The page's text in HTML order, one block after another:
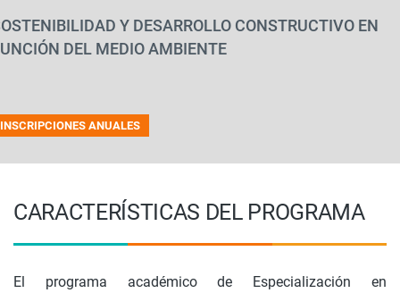
Y DESARROLLO CONSTRUCTIVO EN
DEL MEDIO AMBIENTE
INSCRIPCIONES ANUALES
CARACTERÍSTICAS DEL PROGRAMA
El programa académico de Especialización en